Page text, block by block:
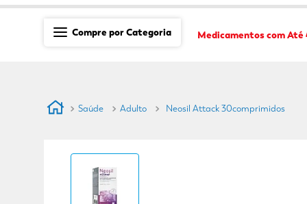
Compre por Categoria
Dermocosméticos
Higiene & Beleza
Conveniência
Medicamentos com Até
Saúde Adulto Neosil Attack 30comprimidos